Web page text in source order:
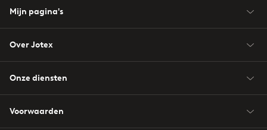
Mijn pagina's
Over Jotex
Onze diensten
Voorwaarden